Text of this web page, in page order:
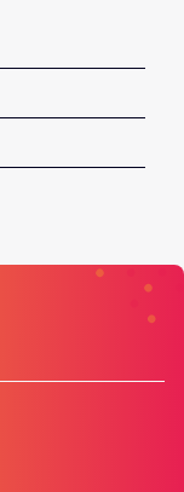
zu
mit Hilfe
Maya-
Wüste